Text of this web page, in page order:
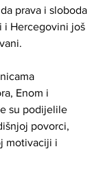
prava i sloboda
i Hercegovini još
Enom i
su podijelile
povorci,
motivaciji i